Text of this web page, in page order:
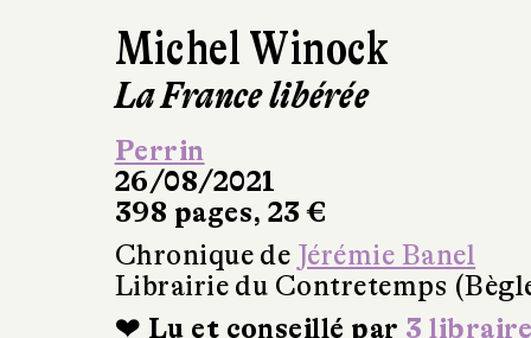
Michel Winock
La France libérée
Perrin
26/08/2021
398 pages, 23 €
Chronique de Jérémie Banel
Librairie du Contretemps
❤ Lu et conseillé par 3